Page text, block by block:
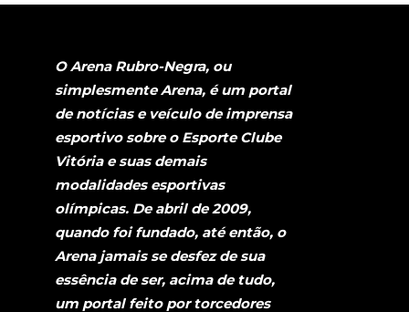
O Arena Rubro-Negra, ou
simplesmente Arena, é um portal
de notícias e veículo de imprensa
esportivo sobre o Esporte Clube
Vitória e suas demais
modalidades esportivas
olímpicas. De abril de 2009,
quando foi fundado, até então, o
Arena jamais se desfez de sua
essência de ser, acima de tudo,
um portal feito por torcedores